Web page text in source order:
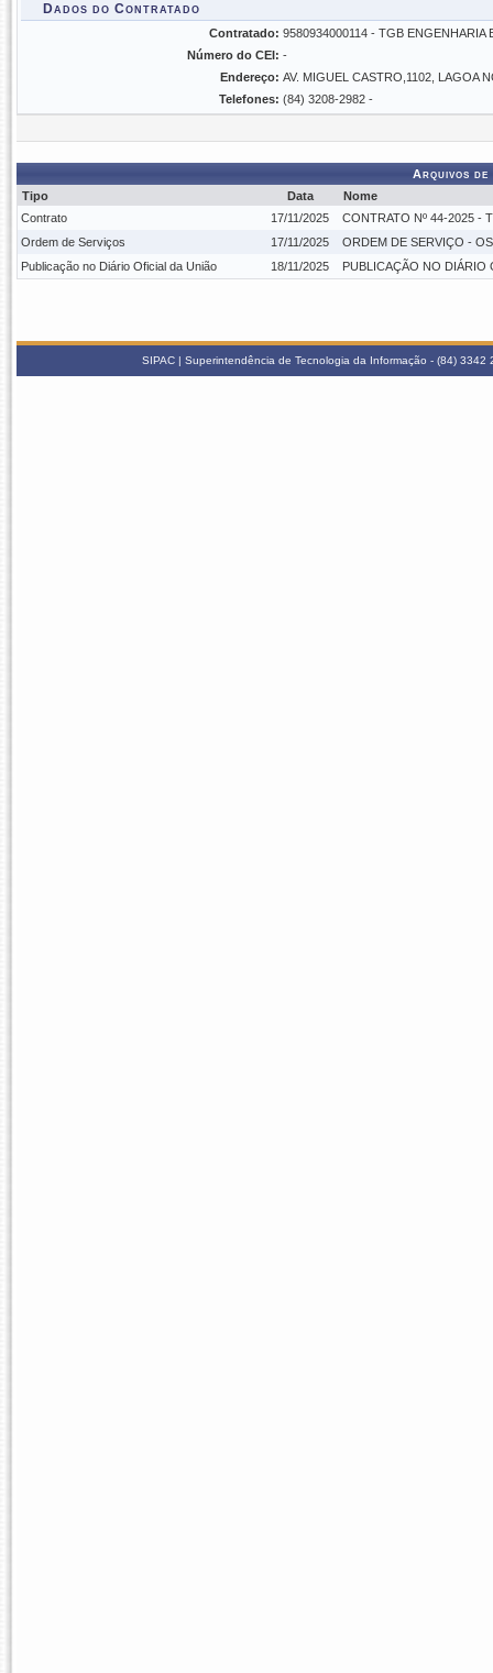
Dados do Contratado
Contratado: 9580934000114 - TGB ENGENHARIA
Número do CEI: -
Endereço: AV. MIGUEL CASTRO,1102, LAGOA
Telefones: (84) 3208-2982 -
Arquivos
Tipo
Data
Nome
Contrato
17/11/2025
CONTRATO Nº 44-2025 -
Ordem de Serviços
17/11/2025
ORDEM DE SERVIÇO -
Publicação no Diário Oficial da União
18/11/2025 PUBLICAÇÃO NO DIÁRIO
SIPAC | Superintendência de Tecnologia da Informação - (84)